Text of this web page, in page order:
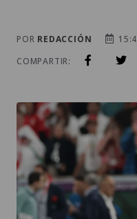
POR REDACCIÓN
COMPARTIR: